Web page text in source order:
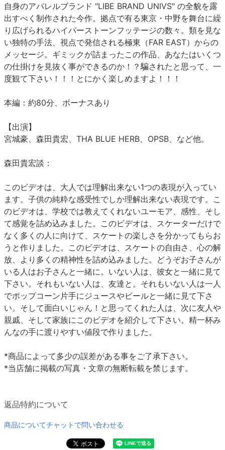
自身のアパレルブランド "LIBE BRAND UNIVS" の全貌を露
出すべく制作された今作。拠点で有る東京・中野を舞台に繰
り広げられるハイパーストーンフッテージの数々。類を見な
い独特の手法、視点で発信される極東（FAR EAST）からの
メッセージ。ギミックが詰まったこの作品、あなたはいくつ
の仕掛けを見抜く事ができるのか！？騙されたと思って、一
度観て下さい！！！とにかく楽しめますよ！！！
本編：約80分、ボーナスあり
【出演】
宮城豪、森田貴宏、THA BLUE HERB、OPSB、など他。
森田貴宏談：
このビデオは、大人では理解出来ない1つの表現が入ってい
ます。子供の純粋な感受性でしか理解出来ない表現です。こ
のビデオは、学校では教えてくれないユーモア、感性、そし
て感覚を詰め込みました。このビデオは、スケーターだけで
なく多くの人に向けて、スケートの楽しさを分かってもらお
うと作りました。このビデオは、スケートの自由さ、心の解
放、より多くの精神性を詰め込みました。どうぞお子さんが
いる人はお子さんと一緒に。いない人は、彼女と一緒に見て
下さい。それもいない人は、友達と。それもいない人は一人
でポップコーン片手にジュースやビールと一緒に見て下さ
い。そして面白いじゃん！と思ってくれた人は、次に友人や
親戚、そして家族にこのビデオを紹介して下さい。精一杯み
んなの手に渡りやすい値段で作りました。
*商品によって多少の誤差がある事をご了承下さい。
*当店舗に掲載の写真・文章の無断転載を禁じます。
返品特約について
商品についてチャットで問い合わせる